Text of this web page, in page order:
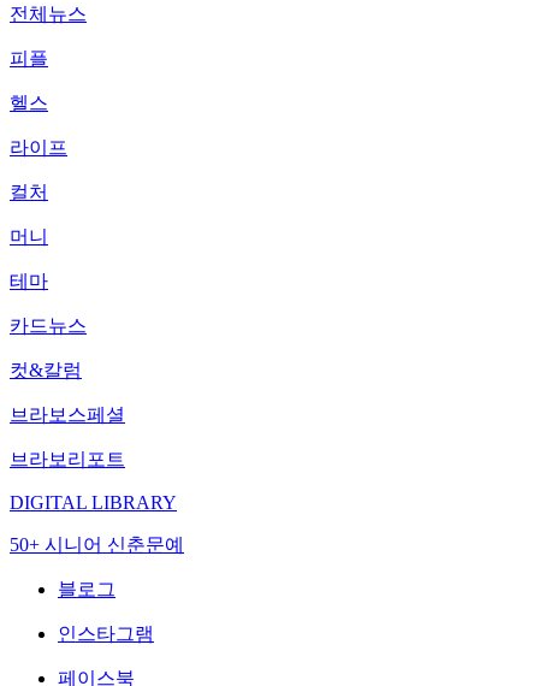
전체뉴스
피플
헬스
라이프
컬처
머니
테마
카드뉴스
컷&칼럼
브라보스페셜
브라보리포트
DIGITAL LIBRARY
50+ 시니어 신춘문예
블로그
인스타그램
페이스북